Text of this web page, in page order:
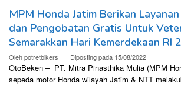
MPM Honda Jatim Berikan
dan Pengobatan Gratis Untuk
Semarakkan Hari Kemerdekaan RI
Olehpotretbikers Diposting pada 15/08/2022
OtoBeken – PT. Mitra Pinasthika Mulia (MPM
sepeda motor Honda wilayah Jatim & NTT